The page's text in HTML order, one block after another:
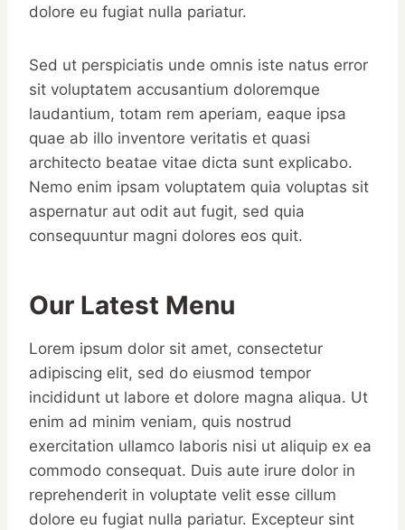
dolore eu fugiat nulla pariatur.
Sed ut perspiciatis unde omnis iste natus error
sit voluptatem accusantium doloremque
laudantium, totam rem aperiam, eaque ipsa
quae ab illo inventore veritatis et quasi
architecto beatae vitae dicta sunt explicabo.
Nemo enim ipsam voluptatem quia voluptas sit
aspernatur aut odit aut fugit, sed quia
consequuntur magni dolores eos quit.
Our Latest Menu
Lorem ipsum dolor sit amet, consectetur
adipiscing elit, sed do eiusmod tempor
incididunt ut labore et dolore magna aliqua. Ut
enim ad minim veniam, quis nostrud
exercitation ullamco laboris nisi ut aliquip ex ea
commodo consequat. Duis aute irure dolor in
reprehenderit in voluptate velit esse cillum
dolore eu fugiat nulla pariatur. Excepteur sint